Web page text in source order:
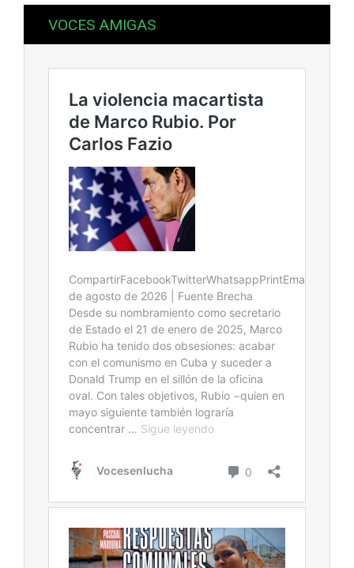
VOCES AMIGAS